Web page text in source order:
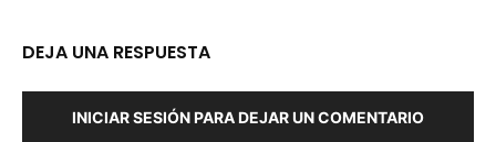
DEJA UNA RESPUESTA
INICIAR SESIÓN PARA DEJAR UN COMENTARIO